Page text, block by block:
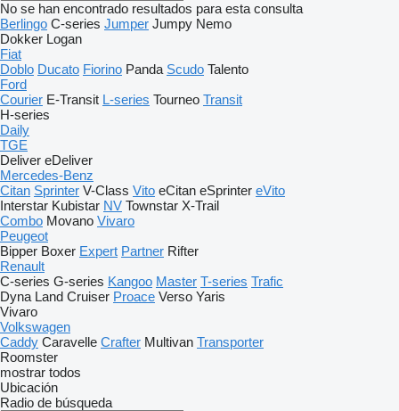
No se han encontrado resultados para esta consulta
Berlingo C-series Jumper Jumpy Nemo
Dokker Logan
Fiat
Doblo Ducato Fiorino Panda Scudo Talento
Ford
Courier E-Transit L-series Tourneo Transit
H-series
Daily
TGE
Deliver eDeliver
Mercedes-Benz
Citan Sprinter V-Class Vito eCitan eSprinter eVito
Interstar Kubistar NV Townstar X-Trail
Combo Movano Vivaro
Peugeot
Bipper Boxer Expert Partner Rifter
Renault
C-series G-series Kangoo Master T-series Trafic
Dyna Land Cruiser Proace Verso Yaris
Vivaro
Volkswagen
Caddy Caravelle Crafter Multivan Transporter
Roomster
mostrar todos
Ubicación
Radio de búsqueda